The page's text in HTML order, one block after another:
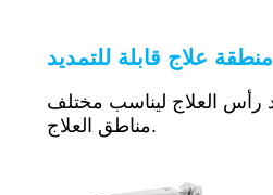
منطقة علاج قابلة للتمديد
مناطق العلاج.